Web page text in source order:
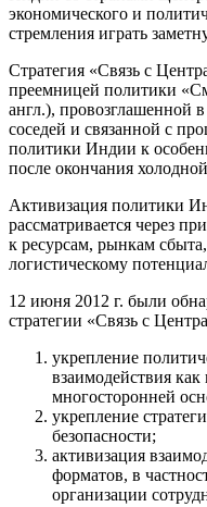
экономического и
стремления играть
Стратегия «Связь с
преемницей политики
англ.), провозглашенной
соседей и связанной с
политики Индии к
после окончания
Активизация политики
рассматривается через
к ресурсам, рынкам
логистическому
12 июня 2012 г. были
стратегии «Связь с
укрепление
взаимодействия
многосторонней
укрепление
безопасности;
активизация
форматов, в
организации